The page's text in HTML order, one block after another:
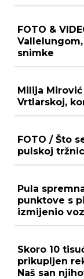
FOTO &
snimke
Milija
Vrtlarskoj,
FOTO / Što
pulskoj
Pula
punktove s
izmijenio
Skoro 10
prikupljen
Naš san